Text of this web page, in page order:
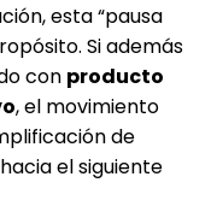
esta “pausa
Si además
con producto
, el movimiento
de
hacia el siguiente